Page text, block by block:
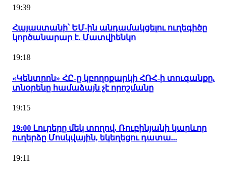
19:39
Հայաստանի՝ ԵՄ-ին անդամակցելու ուղեգիծը
կործանարար է. Մատվիենկո
19:18
«Կենտրոն» ՀԸ-ը կբողոքարկի ՀՌՀ-ի տուգանքը.
տնօրենը համաձայն չէ որոշմանը
19:15
19:00 Լուրերը մեկ տողով. Ռուբինյանի կարևոր
ուղերձը Մոսկվային, եկեղեցու դատա...
19:11